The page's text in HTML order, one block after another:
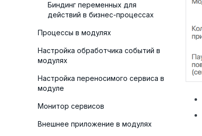
Биндинг переменных для
действий в бизнес-процессах
Процессы в модулях
Настройка обработчика событий в
модулях
Настройка переносимого сервиса в
модуле
Монитор сервисов
Внешнее приложение в модулях